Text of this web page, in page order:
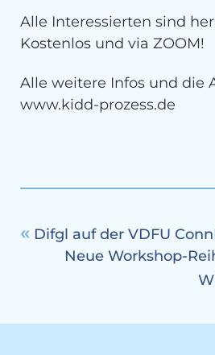
Alle Interessierten sind
Kostenlos und via ZOOM!
Alle weitere Infos und die
www.kidd-prozess.de
Difgl auf der VDFU
Neue Workshop-